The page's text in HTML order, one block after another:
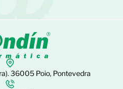
36005 Poio, Pontevedra